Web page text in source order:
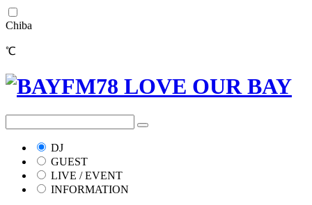
Chiba
℃
DJ
GUEST
LIVE / EVENT
INFORMATION